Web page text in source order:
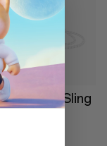
Nicht auf Lager
Everyday Sling